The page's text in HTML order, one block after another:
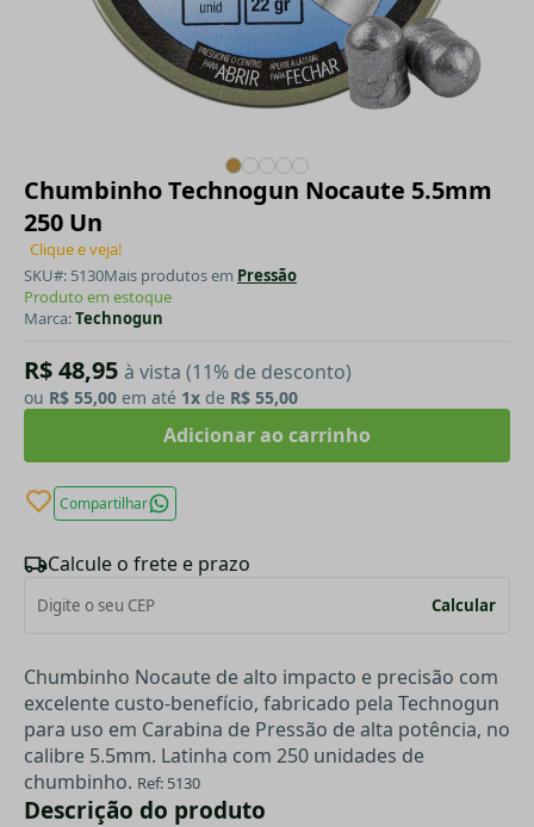
Chumbinho Technogun Nocaute 5.5mm
250 Un
Clique e veja!
SKU#: 5130Mais produtos em Pressão
Produto em estoque
Marca:Technogun
R$ 48,95 à vista (11% de desconto)
ou R$ 55,00 em até 1x de R$ 55,00
Adicionar ao carrinho
Compartilhar
Calcule o frete e prazo
Calcular
Chumbinho Nocaute de alto impacto e precisão com
excelente custo-benefício, fabricado pela Technogun
para uso em Carabina de Pressão de alta potência, no
calibre 5.5mm. Latinha com 250 unidades de
chumbinho. Ref: 5130
Descrição do produto